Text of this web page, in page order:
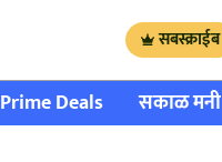
सबस्क्राईब
Prime Deals सकाळ मनी